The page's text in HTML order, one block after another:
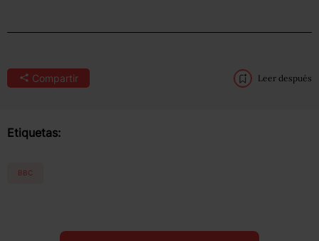
Compartir Leer después
Etiquetas:
BBC